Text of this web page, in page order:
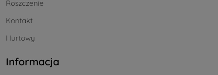
Roszczenie
Kontakt
Hurtowy
Informacja